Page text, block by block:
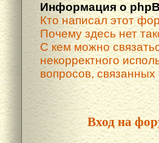
Информация о
Кто написал этот
Почему здесь нет
С кем можно
некорректного
вопросов,
Вход на